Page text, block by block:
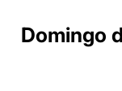
Domingo